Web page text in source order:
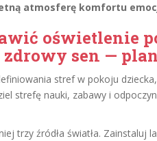
atmosferę komfortu
oświetlenie
sen —
stref w pokoju
strefę nauki, zabawy i
trzy źródła światła. Zainstaluj